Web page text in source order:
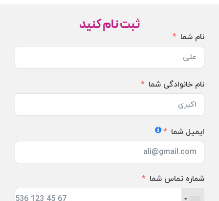
ثبت نام کنید
نام شما
نام خانوادگی شما
ایمیل شما
شماره تماس شما